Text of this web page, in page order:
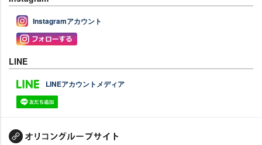
Instagramアカウント
LINE
LINEアカウントメディア